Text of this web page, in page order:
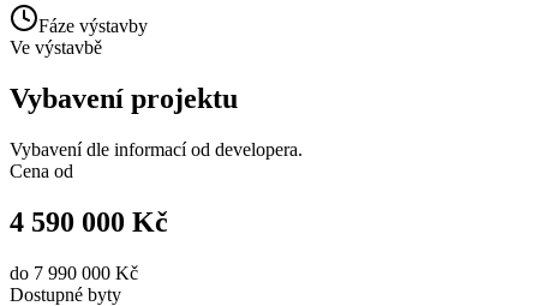
Fáze výstavby
Ve výstavbě
Vybavení projektu
Vybavení dle informací od developera.
Cena od
4 590 000 Kč
do 7 990 000 Kč
Dostupné byty